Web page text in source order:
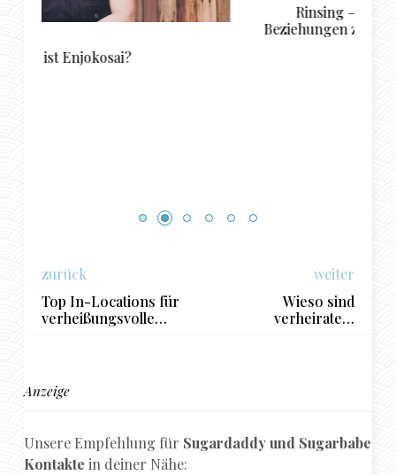
Rinsing – für besondere Online-
Beziehungen zwischen jungen Damen und
zurück
Top In-Locations für
verheißungsvolle
weiter
Wieso sind
verheiratete
Anzeige
Unsere Empfehlung für Sugardaddy und Sugarbabe
Kontakte in deiner Nähe: